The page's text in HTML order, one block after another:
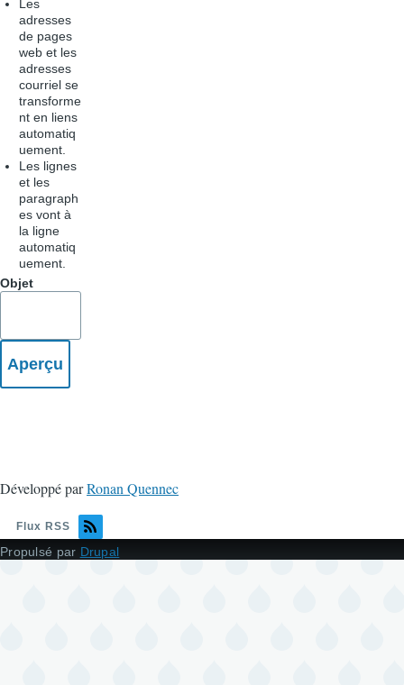
Les
adresses
de pages
web et les
adresses
courriel se
transforme
nt en liens
automatiq
uement.
Les lignes
et les
paragraph
es vont à
la ligne
automatiq
uement.
Objet
Développé parRonan Quennec
Flux RSS
Propulsé par Drupal